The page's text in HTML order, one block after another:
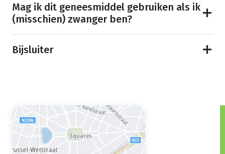
Mag ik dit geneesmiddel gebruiken als ik
(misschien) zwanger ben?
Bijsluiter